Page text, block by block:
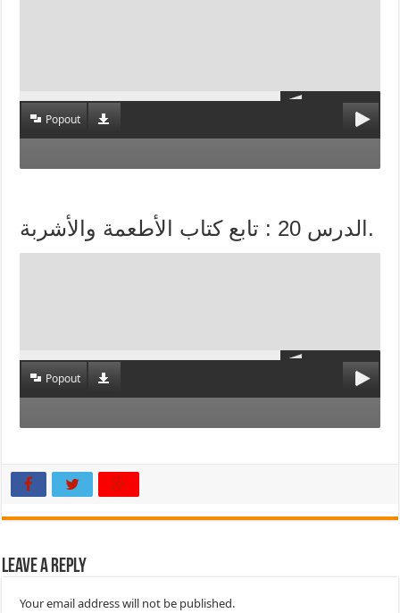
Popout
الدرس 20 : تابع كتاب الأطعمة والأشربة.
Popout
Leave a Reply
Your email address will not be published.